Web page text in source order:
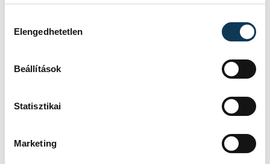
Elengedhetetlen
Beállítások
Statisztikai
Marketing